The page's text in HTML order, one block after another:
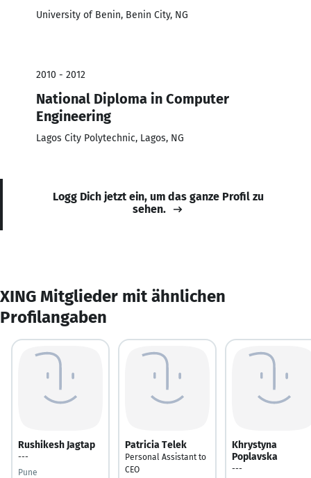
University of Benin, Benin City, NG
2010 - 2012
National Diploma in Computer
Engineering
Lagos City Polytechnic, Lagos, NG
Logg Dich jetzt ein, um das ganze Profil zu
sehen.
XING Mitglieder mit ähnlichen
Profilangaben
Rushikesh Jagtap
---
Pune
Patricia Telek
Personal Assistant to
CEO
Khrystyna
Poplavska
---